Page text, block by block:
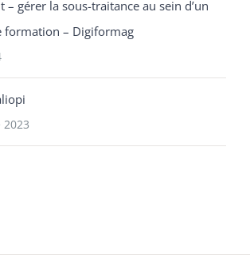
– gérer la sous-traitance au sein d’un
formation – Digiformag